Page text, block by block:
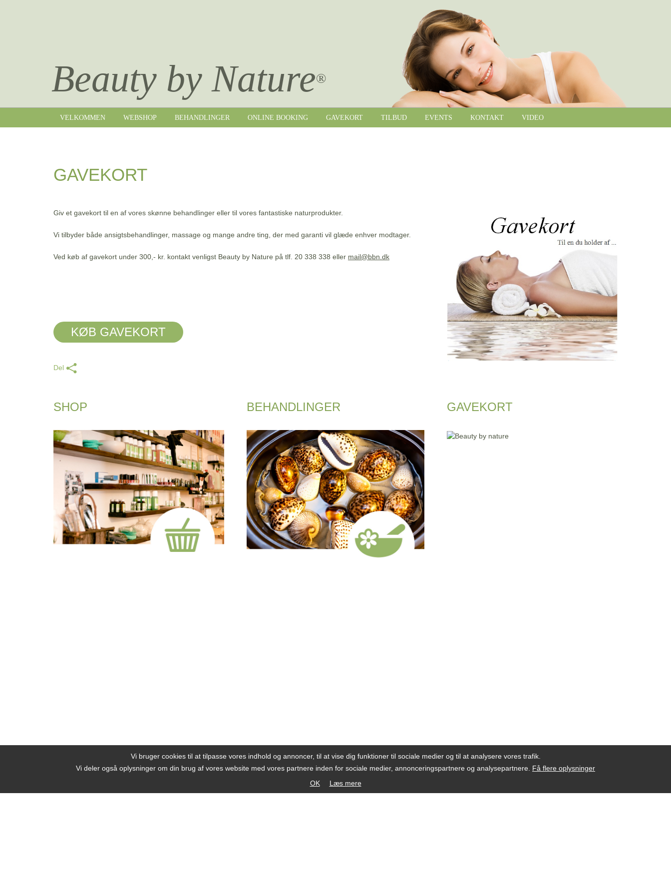
Beauty by Nature®
VELKOMMEN WEBSHOP BEHANDLINGER ONLINE BOOKING GAVEKORT TILBUD EVENTS KONTAKT VIDEO
GAVEKORT
Giv et gavekort til en af vores skønne behandlinger eller til vores fantastiske naturprodukter.
Vi tilbyder både ansigtsbehandlinger, massage og mange andre ting, der med garanti vil glæde enhver modtager.
Ved køb af gavekort under 300,- kr. kontakt venligst Beauty by Nature på tlf. 20 338 338 eller mail@bbn.dk
KØB GAVEKORT
Del
SHOP BEHANDLINGER GAVEKORT
Vi bruger cookies til at tilpasse vores indhold og annoncer, til at vise dig funktioner til sociale medier og til at analysere vores trafik.
Vi deler også oplysninger om din brug af vores website med vores partnere inden for sociale medier, annonceringspartnere og analysepartnere. Få flere oplysninger
OK
Læs mere